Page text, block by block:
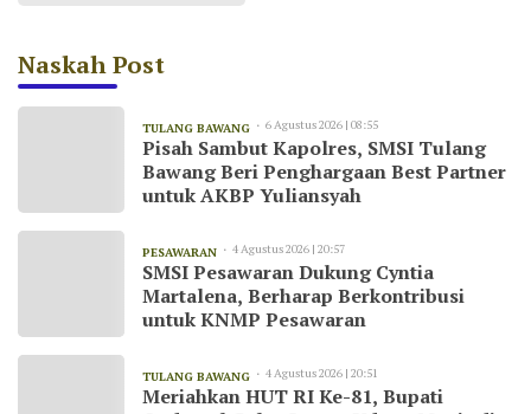
Naskah Post
TULANG BAWANG 6 Agustus 2026 | 08:55
Pisah Sambut Kapolres, SMSI Tulang
Bawang Beri Penghargaan Best Partner
untuk AKBP Yuliansyah
PESAWARAN 4 Agustus 2026 | 20:57
SMSI Pesawaran Dukung Cyntia
Martalena, Berharap Berkontribusi
untuk KNMP Pesawaran
TULANG BAWANG 4 Agustus 2026 | 20:51
Meriahkan HUT RI Ke-81, Bupati